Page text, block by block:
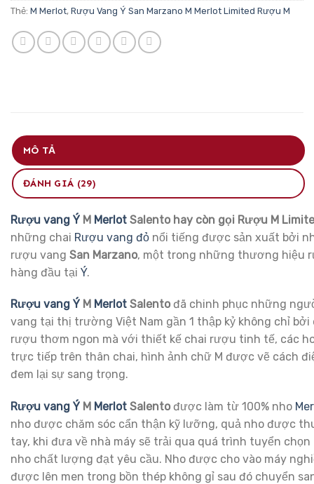
Thẻ: M Merlot, Rượu Vang Ý San Marzano M Merlot Limited Rượu M
MÔ TẢ
ĐÁNH GIÁ (29)
Rượu vang Ý M Merlot Salento hay còn gọi Rượu M
những chai Rượu vang đỏ nổi tiếng được sản xuất bởi
rượu vang San Marzano, một trong những thương hiệu
hàng đầu tại Ý.
Rượu vang Ý M Merlot Salento đã chinh phục những
vang tại thị trường Việt Nam gần 1 thập kỷ không chỉ
rượu thơm ngon mà với thiết kế chai rượu tinh tế, các
trực tiếp trên thân chai, hình ảnh chữ M được vẽ cách
đem lại sự sang trọng.
Rượu vang Ý M Merlot Salento được làm từ 100% nho
nho được chăm sóc cẩn thận kỹ lưỡng, quả nho được
tay, khi đưa về nhà máy sẽ trải qua quá trình tuyển
nho chất lượng đạt yêu cầu. Nho được cho vào máy
được lên men trong bồn thép không gỉ sau đó chuyển